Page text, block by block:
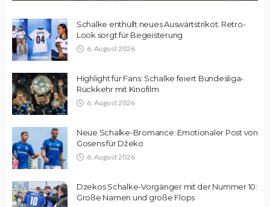
Schalke enthüllt neues Auswärtstrikot: Retro-
Look sorgt für Begeisterung
6. August 2026
Highlight für Fans: Schalke feiert Bundesliga-
Rückkehr mit Kinofilm
6. August 2026
Neue Schalke-Bromance: Emotionaler Post von
Gosens für Džeko
6. August 2026
Dzekos Schalke-Vorgänger mit der Nummer 10:
Große Namen und große Flops